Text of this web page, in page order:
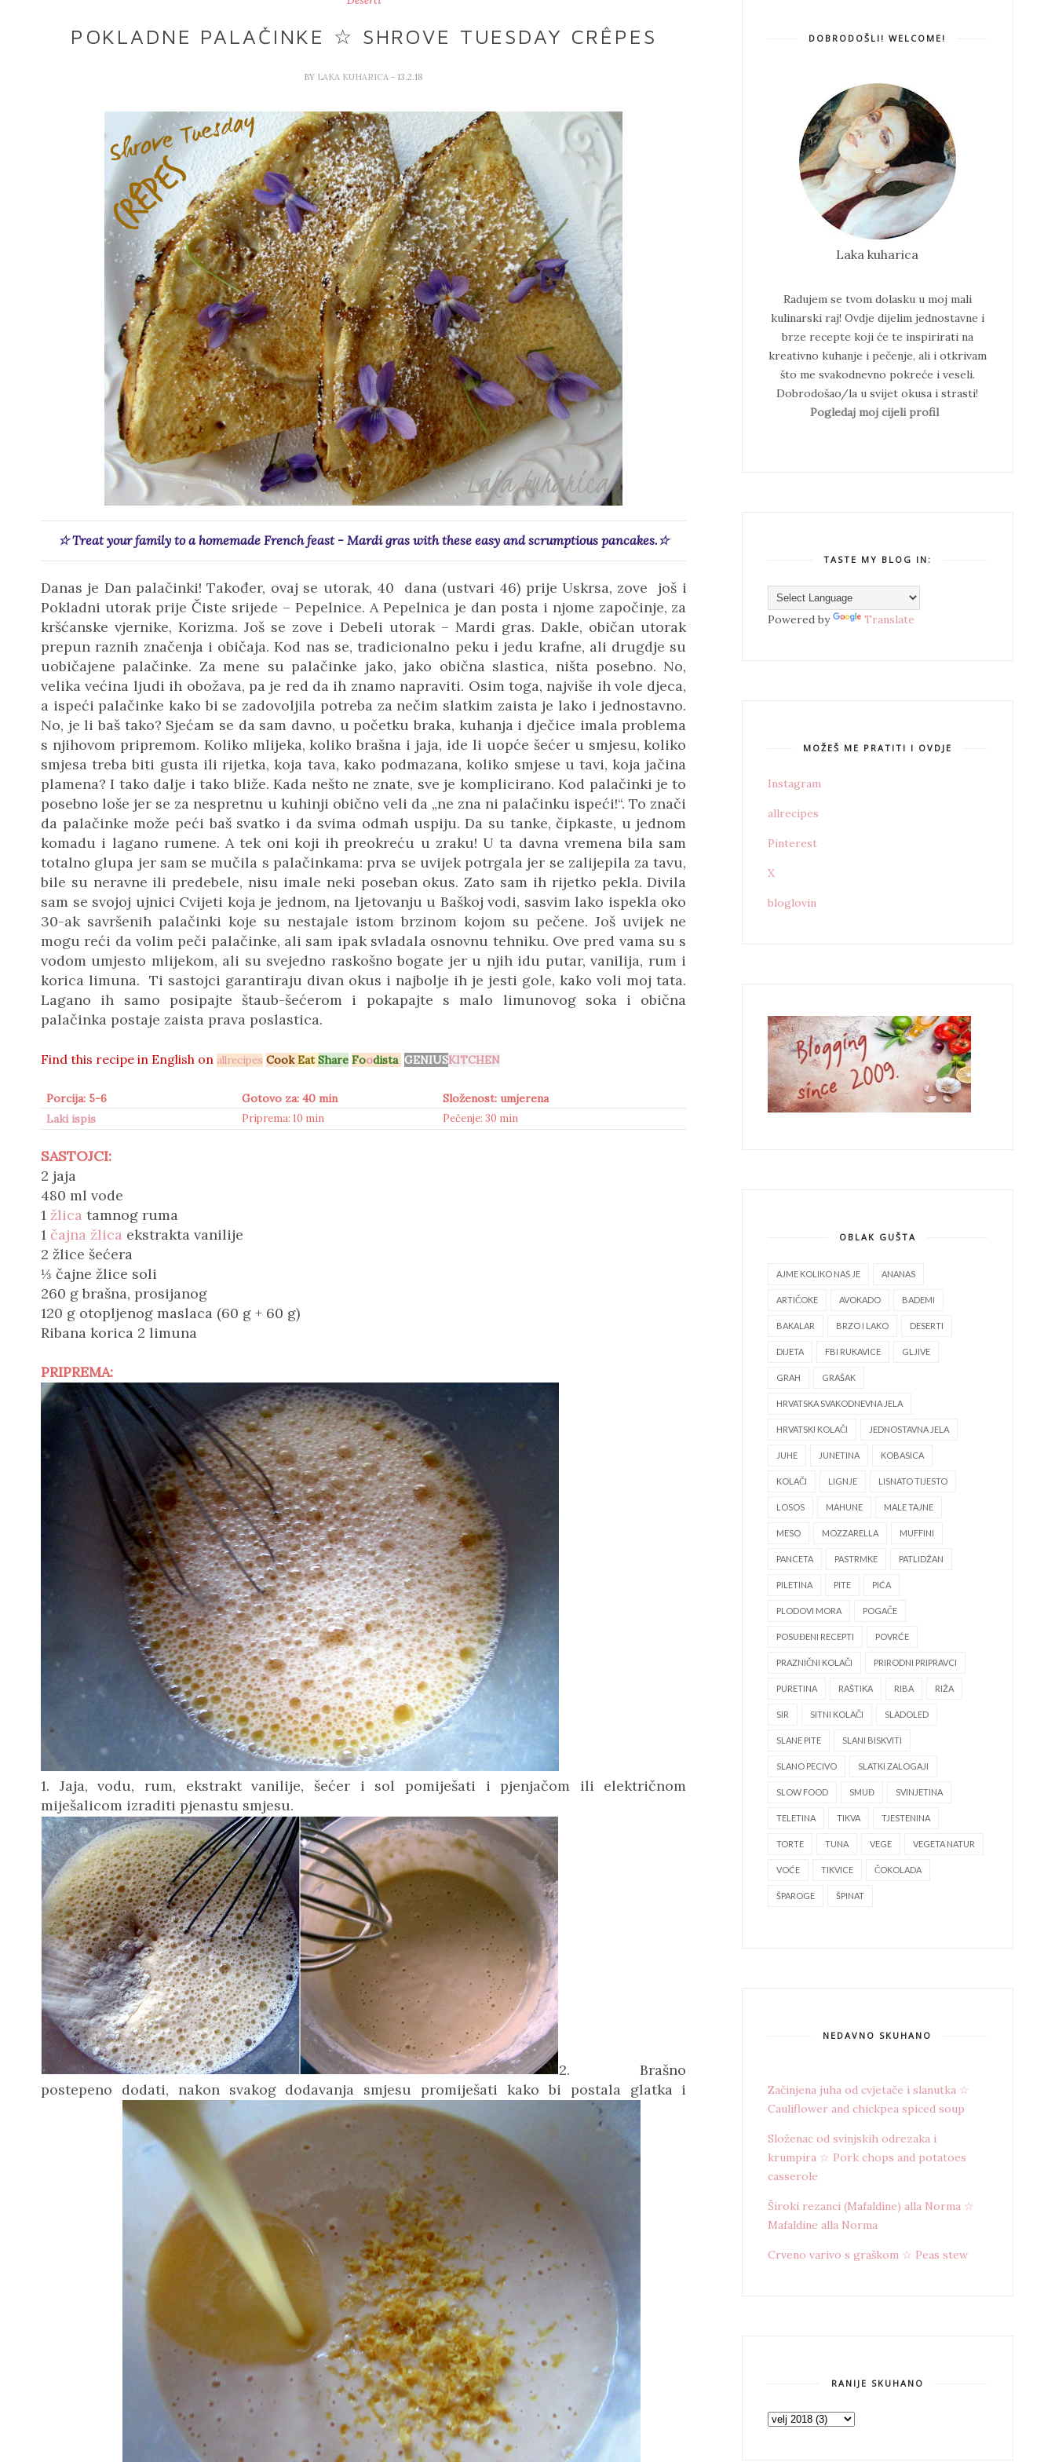
POKLADNE PALAČINKE ☆ SHROVE TUESDAY CRÊPES
BY LAKA KUHARICA - 13.2.18
☆ Treat your family to a homemade French feast - Mardi gras with these easy and scrumptious pancakes.☆
Danas je Dan palačinki! Također, ovaj se utorak, 40 dana (ustvari 46) prije Uskrsa, zove još i
Pokladni utorak prije Čiste srijede – Pepelnice. A Pepelnica je dan posta i njome započinje, za
kršćanske vjernike, Korizma. Još se zove i Debeli utorak – Mardi gras. Dakle, običan utorak
prepun raznih značenja i običaja. Kod nas se, tradicionalno peku i jedu krafne, ali drugdje su
uobičajene palačinke. Za mene su palačinke jako, jako obična slastica, ništa posebno. No,
velika većina ljudi ih obožava, pa je red da ih znamo napraviti. Osim toga, najviše ih vole djeca,
a ispeći palačinke kako bi se zadovoljila potreba za nečim slatkim zaista je lako i jednostavno.
No, je li baš tako? Sjećam se da sam davno, u početku braka, kuhanja i dječice imala problema
s njihovom pripremom. Koliko mlijeka, koliko brašna i jaja, ide li uopće šećer u smjesu, koliko
smjesa treba biti gusta ili rijetka, koja tava, kako podmazana, koliko smjese u tavi, koja jačina
plamena? I tako dalje i tako bliže. Kada nešto ne znate, sve je komplicirano. Kod palačinki je to
posebno loše jer se za nespretnu u kuhinji obično veli da „ne zna ni palačinku ispeći!“. To znači
da palačinke može peći baš svatko i da svima odmah uspiju. Da su tanke, čipkaste, u jednom
komadu i lagano rumene. A tek oni koji ih preokreću u zraku! U ta davna vremena bila sam
totalno glupa jer sam se mučila s palačinkama: prva se uvijek potrgala jer se zalijepila za tavu,
bile su neravne ili predebele, nisu imale neki poseban okus. Zato sam ih rijetko pekla. Divila
sam se svojoj ujnici Cvijeti koja je jednom, na ljetovanju u Baškoj vodi, sasvim lako ispekla oko
30-ak savršenih palačinki koje su nestajale istom brzinom kojom su pečene. Još uvijek ne
mogu reći da volim peči palačinke, ali sam ipak svladala osnovnu tehniku. Ove pred vama su s
vodom umjesto mlijekom, ali su svejedno raskošno bogate jer u njih idu putar, vanilija, rum i
korica limuna. Ti sastojci garantiraju divan okus i najbolje ih je jesti gole, kako voli moj tata.
Lagano ih samo posipajte štaub-šećerom i pokapajte s malo limunovog soka i obična
palačinka postaje zaista prava poslastica.
Find this recipe in English on allrecipes Cook Eat Share Foodista GENIUSKITCHEN
Porcija: 5-6 Gotovo za: 40 min
Složenost: umjerena
Laki ispis
Priprema: 10 min Pečenje: 30 min
SASTOJCI:
2 jaja
480 ml vode
1 žlica tamnog ruma
1 čajna žlica ekstrakta vanilije
2 žlice šećera
⅓ čajne žlice soli
260 g brašna, prosijanog
120 g otopljenog maslaca (60 g + 60 g)
Ribana korica 2 limuna
PRIPREMA:
1. Jaja, vodu, rum, ekstrakt vanilije, šećer i sol pomiješati i pjenjačom ili električnom
miješalicom izraditi pjenastu smjesu.
2. Brašno
postepeno dodati, nakon svakog dodavanja smjesu promiješati kako bi postala glatka i
DOBRODOŠLI! WELCOME!
Laka kuharica
Radujem se tvom dolasku u moj mali
kulinarski raj! Ovdje dijelim jednostavne i
brze recepte koji će te inspirirati na
kreativno kuhanje i pečenje, ali i otkrivam
što me svakodnevno pokreće i veseli.
Dobrodošao/la u svijet okusa i strasti!
Pogledaj moj cijeli profil
TASTE MY BLOG IN:
Powered by Translate
MOŽEŠ ME PRATITI I OVDJE
Instagram
allrecipes
Pinterest
X
bloglovin
OBLAK GUŠTA
AJME KOLIKO NAS JE ANANAS
ARTIČOKE AVOKADO BADEMI
BAKALAR BRZO I LAKO DESERTI
DIJETA FBI RUKAVICE GLJIVE
GRAH GRAŠAK
HRVATSKA SVAKODNEVNA JELA
HRVATSKI KOLAČI JEDNOSTAVNA JELA
JUHE JUNETINA KOBASICA
KOLAČI LIGNJE LISNATO TIJESTO
LOSOS MAHUNE MALE TAJNE
MESO MOZZARELLA MUFFINI
PANCETA PASTRMKE PATLIDŽAN
PILETINA PITE PIĆA
PLODOVI MORA POGAČE
POSUĐENI RECEPTI POVRĆE
PRAZNIČNI KOLAČI PRIRODNI PRIPRAVCI
PURETINA RAŠTIKA RIBA RIŽA
SIR SITNI KOLAČI SLADOLED
SLANE PITE SLANI BISKVITI
SLANO PECIVO SLATKI ZALOGAJI
SLOW FOOD SMUĐ SVINJETINA
TELETINA TIKVA TJESTENINA
TORTE TUNA VEGE VEGETA NATUR
VOĆE TIKVICE ČOKOLADA
ŠPAROGE ŠPINAT
NEDAVNO SKUHANO
Začinjena juha od cvjetače i slanutka ☆
Cauliflower and chickpea spiced soup
Složenac od svinjskih odrezaka i
krumpira ☆ Pork chops and potatoes
casserole
Široki rezanci (Mafaldine) alla Norma ☆
Mafaldine alla Norma
Crveno varivo s graškom ☆ Peas stew
RANIJE SKUHANO